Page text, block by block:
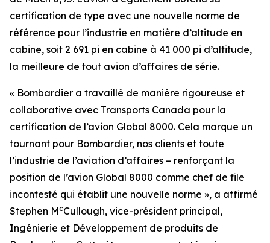
certification de type avec une nouvelle norme de
référence pour l’industrie en matière d’altitude en
cabine, soit 2 691 pi en cabine à 41 000 pi d’altitude,
la meilleure de tout avion d’affaires de série.
« Bombardier a travaillé de manière rigoureuse et
collaborative avec Transports Canada pour la
certification de l’avion Global 8000. Cela marque un
tournant pour Bombardier, nos clients et toute
l’industrie de l’aviation d’affaires – renforçant la
position de l’avion Global 8000 comme chef de file
incontesté qui établit une nouvelle norme », a affirmé
Stephen McCullough, vice-président principal,
Ingénierie et Développement de produits de